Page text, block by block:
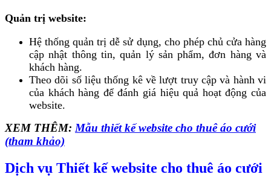
Quản trị website:
Hệ thống quản trị dễ sử dụng, cho phép chủ cửa hàng
cập nhật thông tin, quản lý sản phẩm, đơn hàng và
khách hàng.
Theo dõi số liệu thống kê về lượt truy cập và hành vi
của khách hàng để đánh giá hiệu quả hoạt động của
website.
XEM THÊM:Mẫu thiết kế website cho thuê áo cưới
(tham khảo)
Dịch vụ Thiết kế website cho thuê áo cưới